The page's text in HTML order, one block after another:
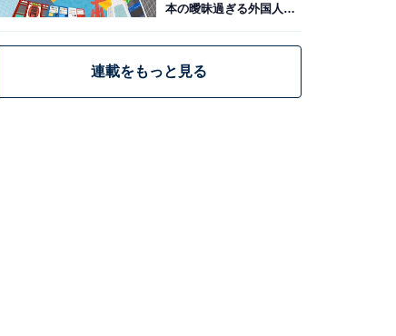
本の曖昧過ぎる外国人政
連載をもっと見る